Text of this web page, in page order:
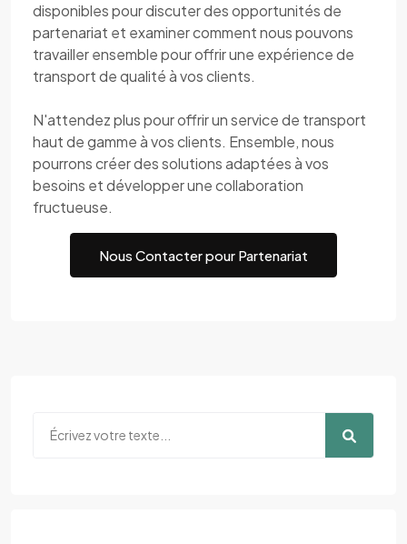
disponibles pour discuter des opportunités de
partenariat et examiner comment nous pouvons
travailler ensemble pour offrir une expérience de
transport de qualité à vos clients.
N'attendez plus pour offrir un service de transport
haut de gamme à vos clients. Ensemble, nous
pourrons créer des solutions adaptées à vos
besoins et développer une collaboration
fructueuse.
Nous Contacter pour Partenariat